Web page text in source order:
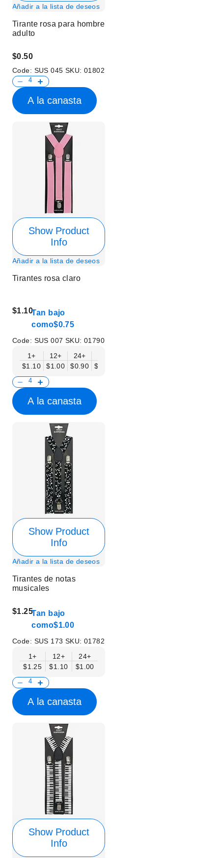
Añadir a la lista de deseos
Tirante rosa para hombre
adulto
$0.50
Code: SUS 045 SKU:01802
A la canasta
Show Product
Info
Añadir a la lista de deseos
Tirantes rosa claro
$1.10Tan bajo
como$0.75
Code: SUS 007 SKU:01790
1+
$1.10
12+
$1.00
24+
$0.90
$0.75
A la canasta
Show Product
Info
Añadir a la lista de deseos
Tirantes de notas
musicales
$1.25Tan bajo
como$1.00
Code: SUS 173 SKU:01782
1+
$1.25
12+
$1.10
24+
$1.00
A la canasta
Show Product
Info